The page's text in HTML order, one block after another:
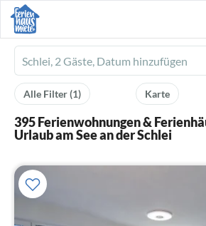
Ferienhausmiete
logo
Karte
Alle Filter(1)
395 Ferienwohnungen &
Urlaub am See an der Schlei